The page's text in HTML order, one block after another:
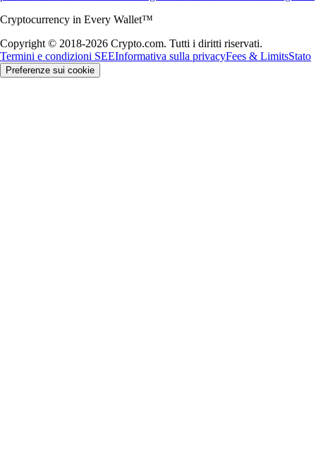
Cryptocurrency in Every Wallet™
Copyright © 2018-2026 Crypto.com. Tutti i diritti riservati.
Termini e condizioni SEEInformativa sulla privacyFees & LimitsStato
Preferenze sui cookie